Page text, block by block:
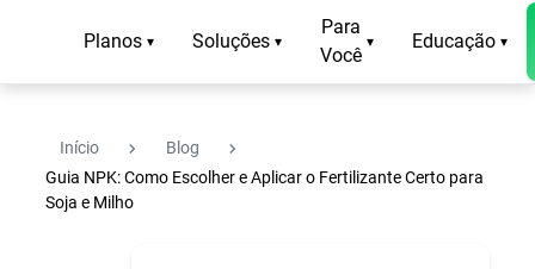
Planos ▾ Soluções ▾
Para
Você
▾ Educação ▾
Início navigate_next Blog navigate_next
Guia NPK: Como Escolher e Aplicar o Fertilizante Certo para
Soja e Milho